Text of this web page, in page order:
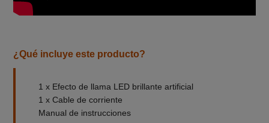
¿Qué incluye este producto?
1 x Efecto de llama LED brillante artificial
1 x Cable de corriente
Manual de instrucciones